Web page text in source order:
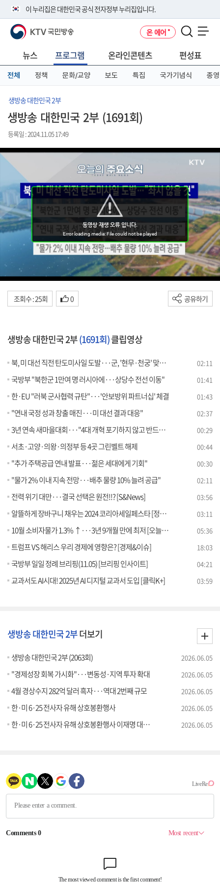
이 누리집은 대한민국 공식 전자정부 누리집입니다.
공식 누리집 주소 확인하기
니다.
이밖에 or.kr 또는 .kr등 다른 도메인 주소를 사용하고 있다면 아래 URL에
서 도메인 주소를 확인해 보세요
KTV 국민방송 온 에어
뉴스 프로그램 온라인콘텐츠 편성표
전체 정책 문화/교양 보도 특집 국가기념식 종영
생방송 대한민국 2부
생방송 대한민국 2부 (1691회)
등록일 : 2024.11.05 17:49
조회수 : 25회 0 공유하기
생방송 대한민국 2부(1691회)클립영상
북, 미 대선 직전 탄도미사일 도발···군, '현무·천궁' 맞대응 02:11
국방부 "북한군 1만여 명 러시아에···상당수 전선 이동" 01:41
한·EU "러북 군사협력 규탄"···'안보방위 파트너십' 체결 01:43
"연내 국정 성과 창출 매진···미 대선 결과 대응" 02:37
3년 연속 새마을대회···"4대 개혁 포기하지 않고 반드시 완수" 00:29
서초·고양·의왕·의정부 등 4곳 그린벨트 해제 00:44
"추가 주택공급 연내 발표···젊은 세대에게 기회" 00:30
"물가 2% 이내 지속 전망···배추 물량 10% 늘려 공급" 02:11
전력 위기 대만···결국 선택은 원전!!? [S&News] 03:56
알뜰하게 장바구니 채우는 2024 코리아세일페스타 [정책꿀팁!] 03:11
10월 소비자물가 1.3% ↑···3년 9개월 만에 최저 [오늘의 이슈] 05:36
트럼프 VS 해리스 우리 경제에 영향은? [경제&이슈] 18:03
국방부 일일 정례 브리핑(11.05) [브리핑 인사이트] 04:21
교과서도 AI시대! 2025년 AI 디지털 교과서 도입 [클릭K+] 03:59
생방송 대한민국 2부더보기
생방송 대한민국 2부 (2063회) 2026.06.05
"경제성장 회복 가시화"···변동성·지역 투자 확대 2026.06.05
4월 경상수지 282억 달러 흑자···역대 2번째 규모 2026.06.05
한·미 6·25 전사자 유해 상호봉환행사 2026.06.05
한·미 6·25 전사자 유해 상호봉환행사 이재명 대통령 추모사 2026.06.05